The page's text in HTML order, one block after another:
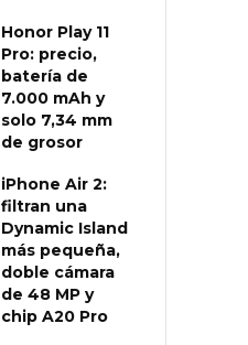
Honor Play 11
Pro: precio,
batería de
7.000 mAh y
solo 7,34 mm
de grosor
iPhone Air 2:
filtran una
Dynamic Island
más pequeña,
doble cámara
de 48 MP y
chip A20 Pro